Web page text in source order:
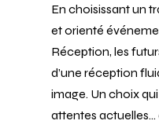
En choisissant un
et orienté
Réception, les
d’une réception
image. Un choix
attentes actuelles…